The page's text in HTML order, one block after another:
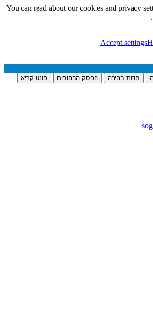
You can read about our cookies
הפסק הבהובים פונט קריא